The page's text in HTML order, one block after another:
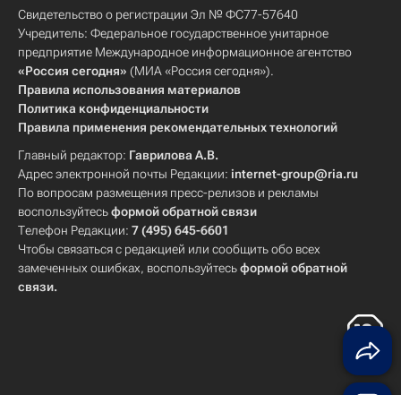
Свидетельство о регистрации Эл № ФС77-57640
Учредитель: Федеральное государственное унитарное
предприятие Международное информационное агентство
«Россия сегодня» (МИА «Россия сегодня»).
Правила использования материалов
Политика конфиденциальности
Правила применения рекомендательных технологий
Главный редактор: Гаврилова А.В.
Адрес электронной почты Редакции: internet-group@ria.ru
По вопросам размещения пресс-релизов и рекламы
воспользуйтесьформой обратной связи
Телефон Редакции: 7 (495) 645-6601
Чтобы связаться с редакцией или сообщить обо всех
замеченных ошибках, воспользуйтесьформой обратной
связи.